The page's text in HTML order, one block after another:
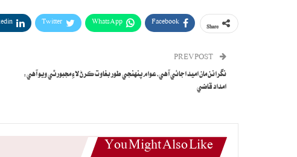
Facebook
WhatsApp
Twitter
نگرانن مان اميد اجائي آهي،عوام پنهنجي طور بغاوت ڪرڻ لاءِ مجبور ٿي ويو آهي:
امداد قاضي
You Might Also Like